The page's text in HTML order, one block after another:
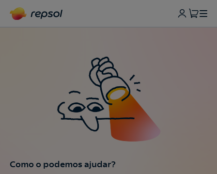
Como o podemos ajudar?